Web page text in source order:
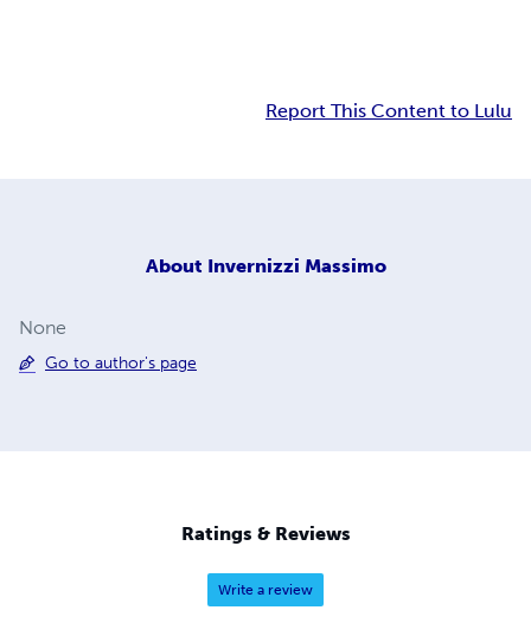
Report This Content to Lulu
About Invernizzi Massimo
None
Go to author's page
Ratings & Reviews
Write a review